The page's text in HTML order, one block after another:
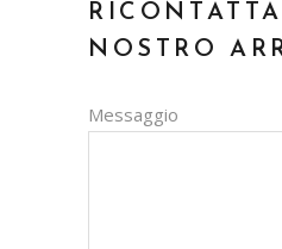
NOSTRO
Messaggio